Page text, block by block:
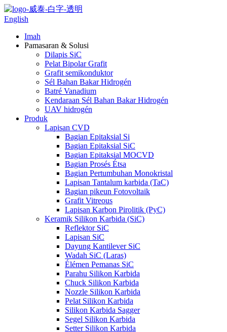
English
Imah
Pamasaran & Solusi
Dilapis SiC
Pelat Bipolar Grafit
Grafit semikonduktor
Sél Bahan Bakar Hidrogén
Batré Vanadium
Kendaraan Sél Bahan Bakar Hidrogén
UAV hidrogén
Produk
Lapisan CVD
Bagian Epitaksial Si
Bagian Epitaksial SiC
Bagian Epitaksial MOCVD
Bagian Prosés Étsa
Bagian Pertumbuhan Monokristal
Lapisan Tantalum karbida (TaC)
Bagian pikeun Fotovoltaik
Grafit Vitreous
Lapisan Karbon Pirolitik (PyC)
Keramik Silikon Karbida (SiC)
Reflektor SiC
Lapisan SiC
Dayung Kantilever SiC
Wadah SiC (Laras)
Élémen Pemanas SiC
Parahu Silikon Karbida
Chuck Silikon Karbida
Nozzle Silikon Karbida
Pelat Silikon Karbida
Silikon Karbida Sagger
Segel Silikon Karbida
Setter Silikon Karbida